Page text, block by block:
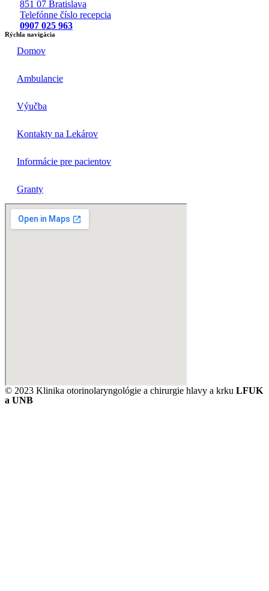
851 07 Bratislava
Telefónne číslo recepcia
0907 025 963
Rýchla navigácia
Domov
Ambulancie
Výučba
Kontakty na Lekárov
Informácie pre pacientov
Granty
© 2023 Klinika otorinolaryngológie a chirurgie hlavy a krku LFUK
a UNB